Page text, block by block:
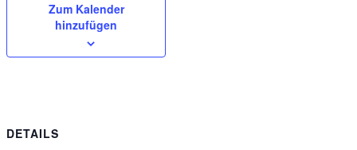
Zum Kalender
hinzufügen
DETAILS